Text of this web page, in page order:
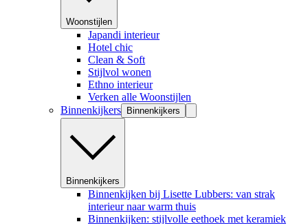
Woonstijlen
Japandi interieur
Hotel chic
Clean & Soft
Stijlvol wonen
Ethno interieur
Verken alle Woonstijlen
Binnenkijkers
Binnenkijkers
Binnenkijkers
Binnenkijken bij Lisette Lubbers: van strak
interieur naar warm thuis
Binnenkijken: stijlvolle eethoek met keramiek